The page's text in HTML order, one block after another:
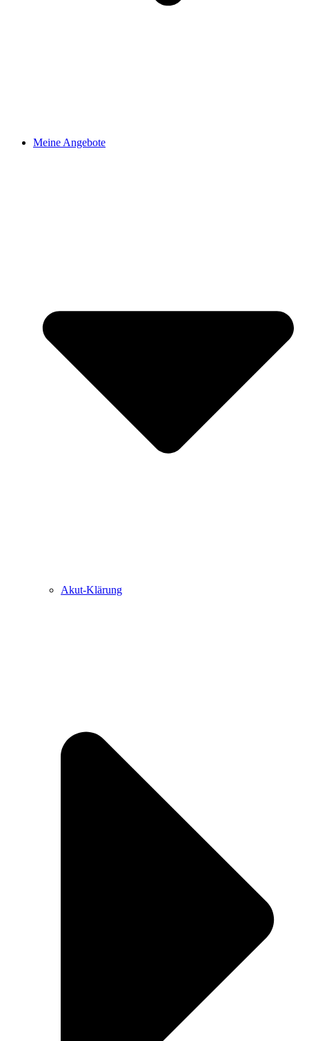
Meine Angebote
Akut-Klärung